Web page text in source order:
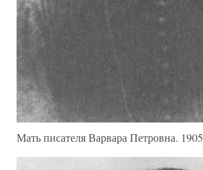
Мать писателя Варвара Петровна. 1905